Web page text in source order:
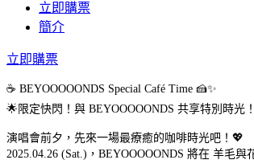
立即購票
簡介
立即購票
☕ BEYOOOOONDS Special Café Time 🍰✨
🌟限定快閃！與 BEYOOOOONDS 共享特別時光
演唱會前夕，先來一場最療癒的咖啡時光吧！💖
2025.04.26 (Sat.)，BEYOOOOONDS 將在 羊毛